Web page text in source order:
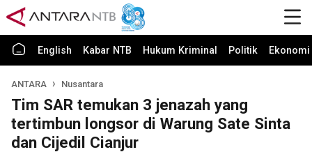
English Kabar NTB Hukum Kriminal Politik
ANTARA Nusantara
Tim SAR temukan 3 jenazah yang
tertimbun longsor di Warung Sate Sinta
dan Cijedil Cianjur